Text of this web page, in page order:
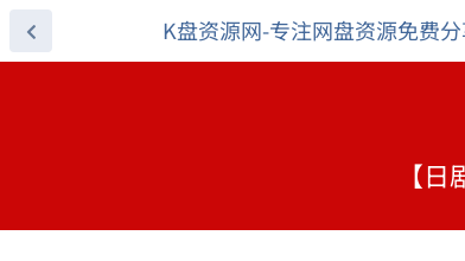
K盘资源网-专注网盘资源免费
【